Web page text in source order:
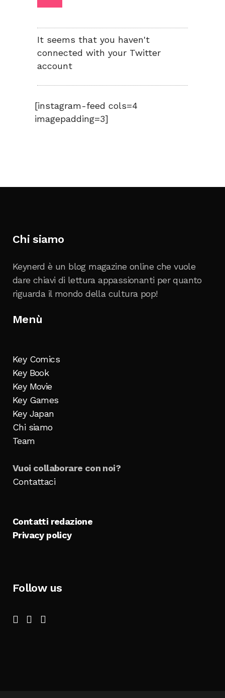
It seems that you haven't
connected with your Twitter
account
[instagram-feed cols=4
imagepadding=3]
Chi siamo
Keynerd è un blog magazine online che vuole
dare chiavi di lettura appassionanti per quanto
riguarda il mondo della cultura pop!
Menù
Key Comics
Key Book
Key Movie
Key Games
Key Japan
Chi siamo
Team
Vuoi collaborare con noi?
Contattaci
Contatti redazione
Privacy policy
Follow us